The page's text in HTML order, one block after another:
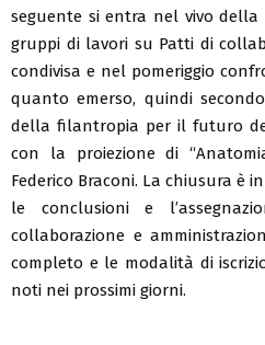
seguente si entra nel vivo
gruppi di lavori su Patti di
condivisa e nel pomeriggio
quanto emerso, quindi
della filantropia per il futuro
con la proiezione di
Federico Braconi. La chiusura è
le conclusioni e
collaborazione e
completo e le modalità di
noti nei prossimi giorni.